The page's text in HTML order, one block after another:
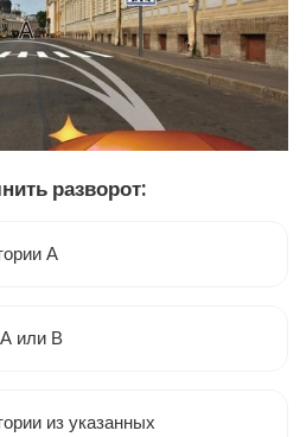
разворот:
А
или В
из указанных